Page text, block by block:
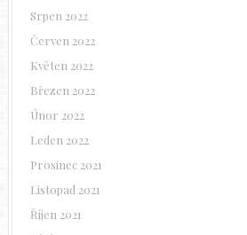
Srpen 2022
Červen 2022
Květen 2022
Březen 2022
Únor 2022
Leden 2022
Prosinec 2021
Listopad 2021
Říjen 2021